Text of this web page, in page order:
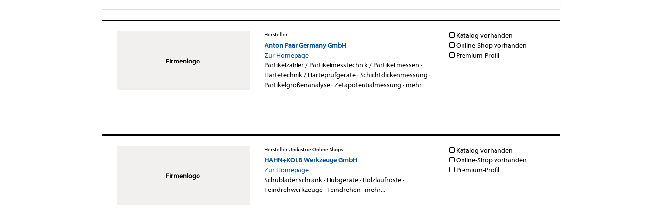
Firmenlogo
Hersteller
Anton Paar Germany GmbH
Zur Homepage
Partikelzähler / Partikelmesstechnik / Partikel messen ·
Härtetechnik / Härteprüfgeräte·Schichtdickenmessung ·
Partikelgrößenanalyse·Zetapotentialmessung · mehr...
Katalog vorhanden
Online-Shop vorhanden
Premium-Profil
Firmenlogo
Hersteller , Industrie Online-Shops
HAHN+KOLB Werkzeuge GmbH
Zur Homepage
Schubladenschrank· Hubgeräte· Holzlaufroste·
Feindrehwerkzeuge· Feindrehen · mehr...
Katalog vorhanden
Online-Shop vorhanden
Premium-Profil